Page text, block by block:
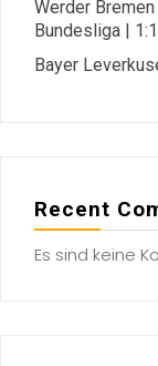
Werder
Bundesliga | 1:1
Bayer
Recent
Es sind keine